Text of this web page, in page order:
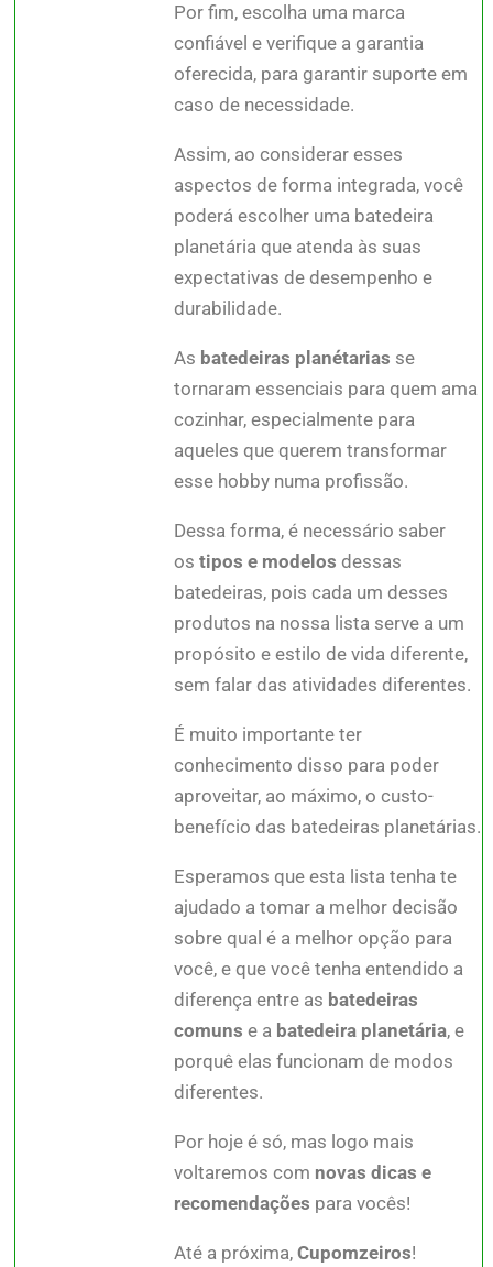
Por fim, escolha uma marca
confiável e verifique a garantia
oferecida, para garantir suporte em
caso de necessidade.
Assim, ao considerar esses
aspectos de forma integrada, você
poderá escolher uma batedeira
planetária que atenda às suas
expectativas de desempenho e
durabilidade.
As batedeiras planétarias se
tornaram essenciais para quem ama
cozinhar, especialmente para
aqueles que querem transformar
esse hobby numa profissão.
Dessa forma, é necessário saber
ostipos e modelos dessas
batedeiras, pois cada um desses
produtos na nossa lista serve a um
propósito e estilo de vida diferente,
sem falar das atividades diferentes.
É muito importante ter
conhecimento disso para poder
aproveitar, ao máximo, o custo-
benefício das batedeiras planetárias.
Esperamos que esta lista tenha te
ajudado a tomar a melhor decisão
sobre qual é a melhor opção para
você, e que você tenha entendido a
diferença entre as batedeiras
comuns e a batedeira planetária, e
porquê elas funcionam de modos
diferentes.
Por hoje é só, mas logo mais
voltaremos com novas dicas e
recomendações para vocês!
Até a próxima,Cupomzeiros!